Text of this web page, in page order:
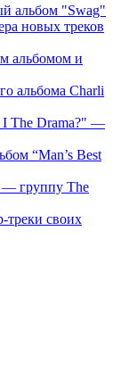
альбом "Swag"
новых треков
альбомом и
альбома Charli
I The Drama?" —
“Man’s Best
— группу The
треки своих